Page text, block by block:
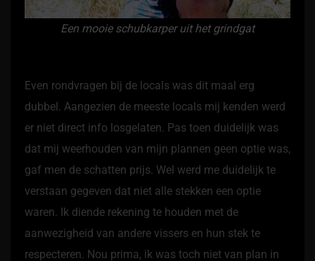
Een mooie schubkarper uit het grindgat
Even rondvragen bij de locals was dit maal erg
dubbel. Aangezien de meeste locals mij kenden werd
er niet direct info losgelaten. Pas toen duidelijk was
dat mij weerhouden van mijn plannen geen optie was,
gaf men de schatten prijs. Wel werd me duidelijk te
verstaan gegeven dat niet alle stekken een optie
waren. Ik diende rekening te houden met de
aanwezigheid van andere vissers en hun stek te
respecteren. Nou prima, ik was toch niet van plan in